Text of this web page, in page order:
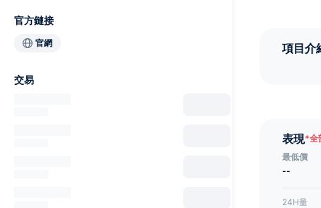
項目介
表現*全
最低價
--
24H量
官方鏈接
官網
交易